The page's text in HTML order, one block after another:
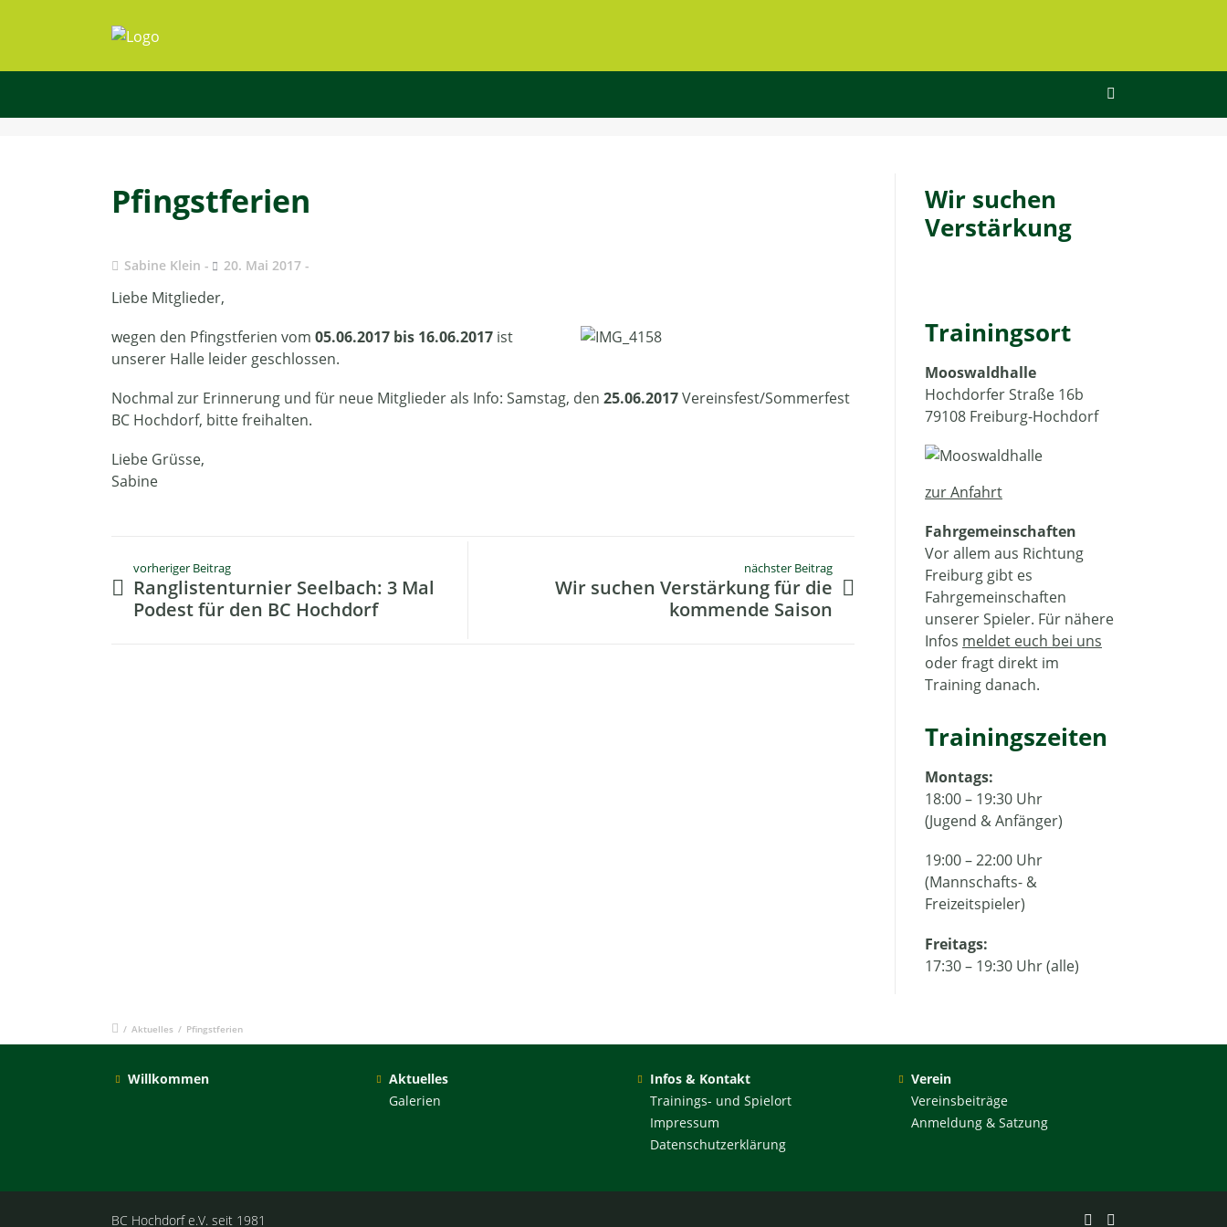
Pfingstferien
Sabine Klein 20. Mai 2017
Liebe Mitglieder,
wegen den Pfingstferien vom 05.06.2017 bis 16.06.2017 ist
unserer Halle leider geschlossen.
Nochmal zur Erinnerung und für neue Mitglieder als Info: Samstag, den 25.06.2017Vereinsfest/Sommerfest
BC Hochdorf, bitte freihalten.
Liebe Grüsse,
Sabine
vorheriger Beitrag
Ranglistenturnier Seelbach: 3 Mal
Podest für den BC Hochdorf
nächster Beitrag
Wir suchen Verstärkung für die
kommende Saison
Wir suchen
Verstärkung
Trainingsort
Mooswaldhalle
Hochdorfer Straße 16b
79108 Freiburg-Hochdorf
zur Anfahrt
Fahrgemeinschaften
Vor allem aus Richtung
Freiburg gibt es
Fahrgemeinschaften
unserer Spieler. Für nähere
Infos meldet euch bei uns
oder fragt direkt im
Training danach.
Trainingszeiten
Montags:
18:00 – 19:30 Uhr
(Jugend & Anfänger)
19:00 – 22:00 Uhr
(Mannschafts- &
Freizeitspieler)
Freitags:
17:30 – 19:30 Uhr (alle)
/ Aktuelles / Pfingstferien
Willkommen
Aktuelles
Galerien
Infos & Kontakt
Trainings- und Spielort
Impressum
Datenschutzerklärung
Verein
Vereinsbeiträge
Anmeldung & Satzung
BC Hochdorf e.V. seit 1981